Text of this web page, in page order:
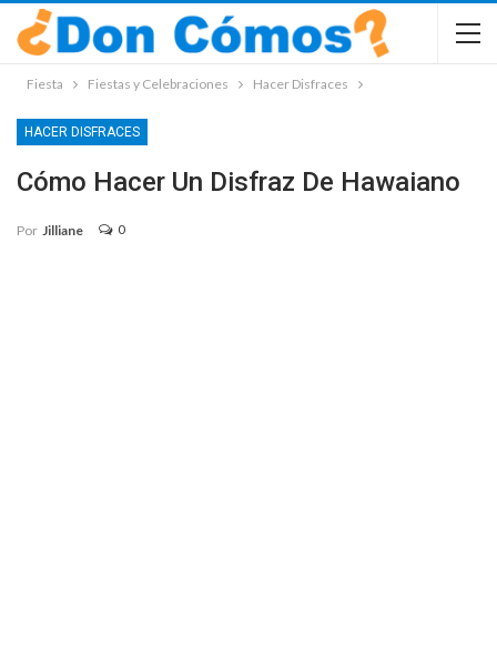
Fiesta Fiestas y Celebraciones Hacer Disfraces
HACER DISFRACES
Cómo Hacer Un Disfraz De Hawaiano
Por Jilliane 0